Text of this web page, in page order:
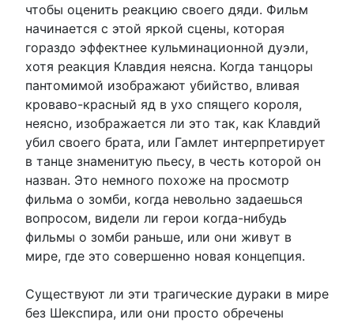
чтобы оценить реакцию своего дяди. Фильм
начинается с этой яркой сцены, которая
гораздо эффектнее кульминационной дуэли,
хотя реакция Клавдия неясна. Когда танцоры
пантомимой изображают убийство, вливая
кроваво-красный яд в ухо спящего короля,
неясно, изображается ли это так, как Клавдий
убил своего брата, или Гамлет интерпретирует
в танце знаменитую пьесу, в честь которой он
назван. Это немного похоже на просмотр
фильма о зомби, когда невольно задаешься
вопросом, видели ли герои когда-нибудь
фильмы о зомби раньше, или они живут в
мире, где это совершенно новая концепция.
Существуют ли эти трагические дураки в мире
без Шекспира, или они просто обречены